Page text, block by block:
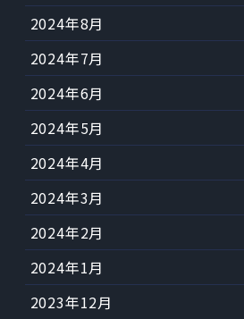
2024年8月
2024年7月
2024年6月
2024年5月
2024年4月
2024年3月
2024年2月
2024年1月
2023年12月